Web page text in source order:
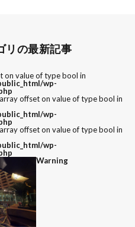
リの最新記事
on value of type bool in
wp-
offset on value of type bool in
wp-
offset on value of type bool in
wp-
Warning